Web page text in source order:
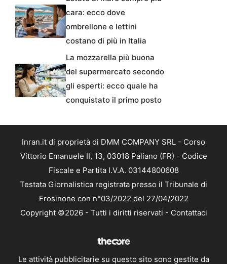
cara: ecco dove
ombrellone e lettini
costano di più in Italia
La mozzarella più buona
del supermercato secondo
gli esperti: ecco quale ha
conquistato il primo posto
Inran.it di proprietà di DMM COMPANY SRL - Corso
Vittorio Emanuele II, 13, 03018 Paliano (FR) - Codice
Fiscale e Partita I.V.A. 03144800608
Testata Giornalistica registrata presso il Tribunale di
Frosinone con n°03/2022 del 27/04/2022
Copyright ©2026 - Tutti i diritti riservati - Contattaci
Le attività pubblicitarie su questo sito sono gestite da